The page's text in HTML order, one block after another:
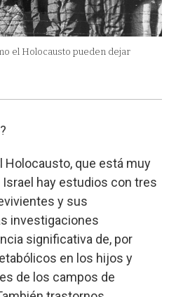
el Holocausto pueden dejar
Holocausto, que está muy
hay estudios con tres
y sus
investigaciones
significativa de, por
en los hijos y
de los campos de